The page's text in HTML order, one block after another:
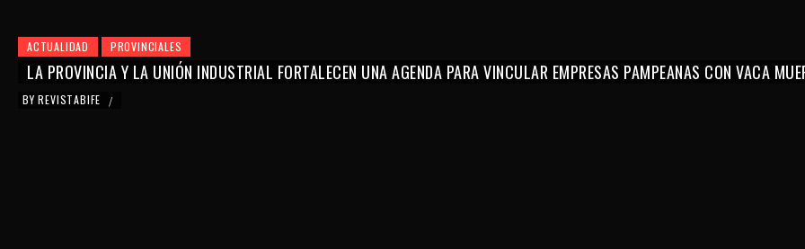
ACTUALIDAD PROVINCIALES
LA PROVINCIA Y LA UNIÓN INDUSTRIAL FORTALECEN UNA AGENDA PARA VINCULAR EMPRESAS PAMPEANAS CON VACA
BY REVISTABIFE /